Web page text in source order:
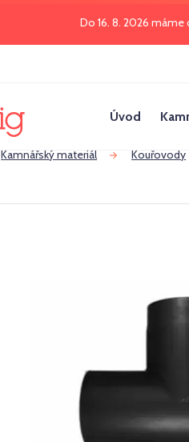
Do 16. 8. 2026
Úvod
Kamnářský materiál Kouřovody